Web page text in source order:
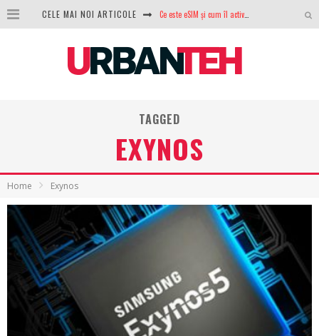
CELE MAI NOI ARTICOLE
TAGGED
EXYNOS
Home Exynos